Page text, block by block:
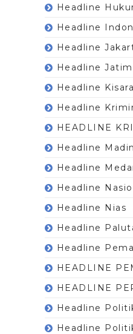
Headline
Headline
Headline
Headline Jatim
Headline
Headline
HEADLINE
Headline
Headline
Headline
Headline Nias
Headline
Headline
HEADLINE
HEADLINE
Headline
Headline